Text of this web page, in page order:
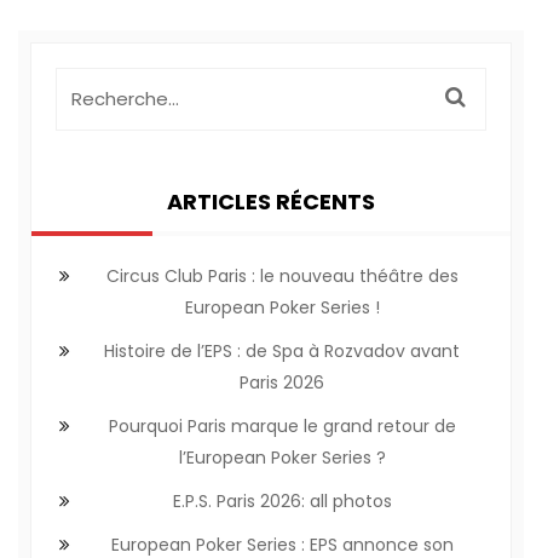
ARTICLES RÉCENTS
Circus Club Paris : le nouveau théâtre des
European Poker Series !
Histoire de l’EPS : de Spa à Rozvadov avant
Paris 2026
Pourquoi Paris marque le grand retour de
l’European Poker Series ?
E.P.S. Paris 2026: all photos
European Poker Series : EPS annonce son